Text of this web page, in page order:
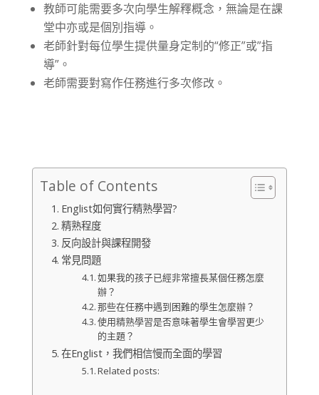
教師可能需要多次向學生解釋概念，無論是在課
堂中亦或是個別指導。
老師針對每位學生提供量身定制的“修正”或”指
導”。
老師需要對寫作任務進行多次修改。
Table of Contents
Englist如何實行精熟學習?
精熟程度
反向設計與課程開發
常見問題
如果我的孩子已經非常擅長某個任務怎麼
辦？
那些在任務中遇到困難的學生怎麼辦？
使用精熟學習是否意味著學生會學習更少
的主題？
在Englist，我們相信慢而全面的學習
Related posts: